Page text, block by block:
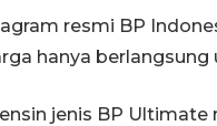
resmi BP
hanya berlangsung
jenis BP Ultimate